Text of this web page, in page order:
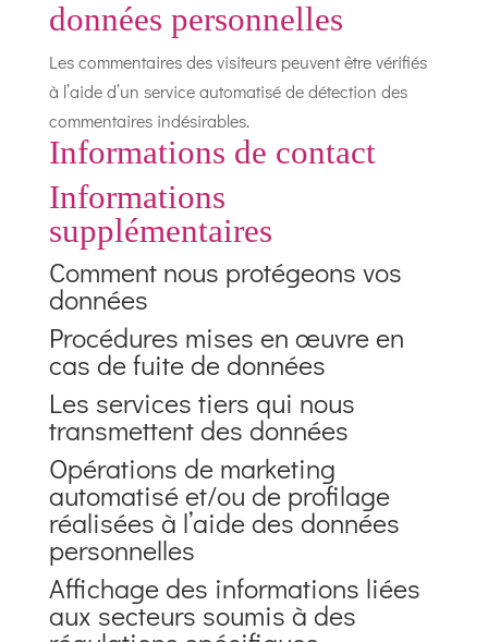
données personnelles
Les commentaires des visiteurs peuvent être vérifiés
à l’aide d’un service automatisé de détection des
commentaires indésirables.
Informations de contact
Informations
supplémentaires
Comment nous protégeons vos
données
Procédures mises en œuvre en
cas de fuite de données
Les services tiers qui nous
transmettent des données
Opérations de marketing
automatisé et/ou de profilage
réalisées à l’aide des données
personnelles
Affichage des informations liées
aux secteurs soumis à des